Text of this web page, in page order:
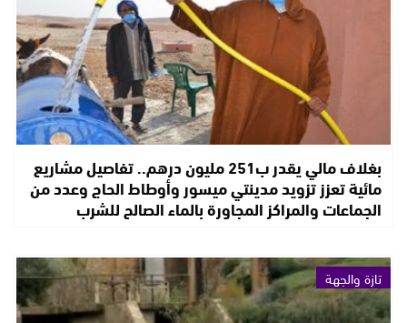
بغلاف مالي يقدر ب251 مليون درهم.. تفاصيل مشاريع
مائية تعزز تزويد مدينتي ميسور وأوطاط الحاج وعدد من
الجماعات والمراكز المجاورة بالماء الصالح للشرب
تازة والجهة